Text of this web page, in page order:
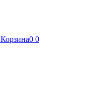
Корзина0 0